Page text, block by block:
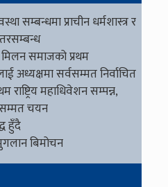
सम्बन्धमा प्राचीन धर्मशास्त्र र
समाजको प्रथम
अध्यक्षमा सर्वसम्मत निर्वाचित
राष्ट्रिय महाधिवेशन सम्पन्न,
चयन
हुँदै
मुगलान बिमोचन